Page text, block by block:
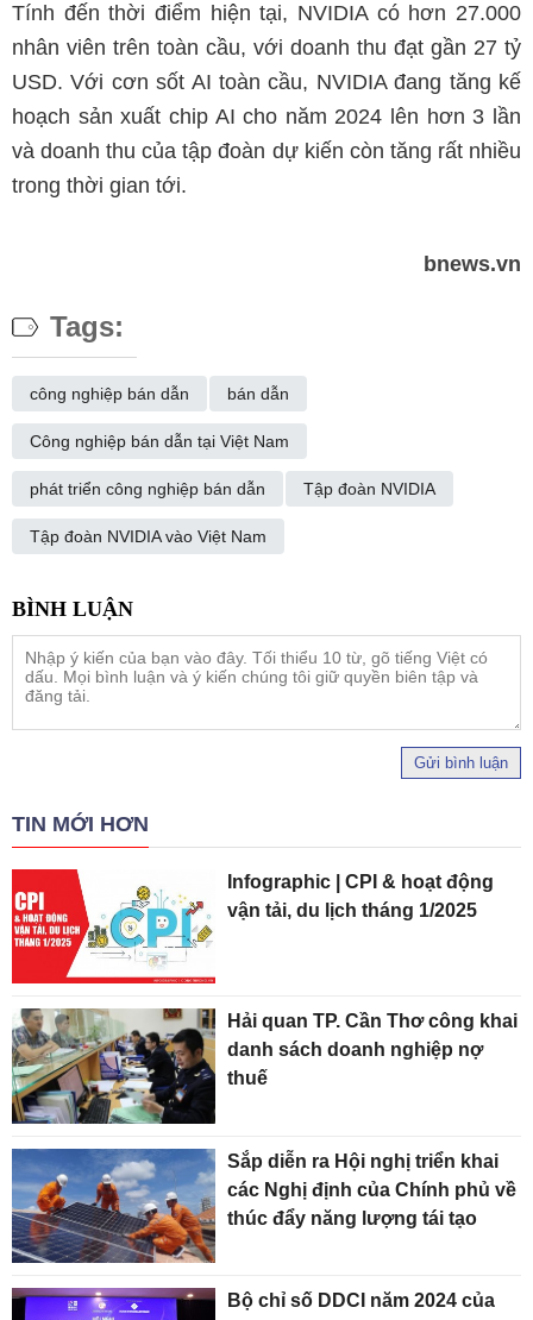
Tính đến thời điểm hiện tại, NVIDIA có hơn 27.000
nhân viên trên toàn cầu, với doanh thu đạt gần 27 tỷ
USD. Với cơn sốt AI toàn cầu, NVIDIA đang tăng kế
hoạch sản xuất chip AI cho năm 2024 lên hơn 3 lần
và doanh thu của tập đoàn dự kiến còn tăng rất nhiều
trong thời gian tới.
bnews.vn
Tags:
công nghiệp bán dẫn bán dẫn
Công nghiệp bán dẫn tại Việt Nam
phát triển công nghiệp bán dẫn Tập đoàn NVIDIA
Tập đoàn NVIDIA vào Việt Nam
Gửi bình luận
TIN MỚI HƠN
Infographic | CPI & hoạt động
vận tải, du lịch tháng 1/2025
Hải quan TP. Cần Thơ công khai
danh sách doanh nghiệp nợ
thuế
Sắp diễn ra Hội nghị triển khai
các Nghị định của Chính phủ về
thúc đẩy năng lượng tái tạo
Bộ chỉ số DDCI năm 2024 của